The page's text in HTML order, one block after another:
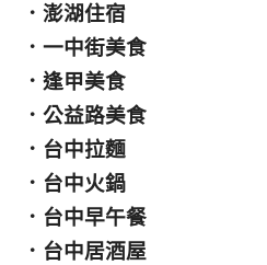
． 澎湖住宿
． 一中街美食
． 逢甲美食
． 公益路美食
． 台中拉麵
． 台中火鍋
． 台中早午餐
． 台中居酒屋